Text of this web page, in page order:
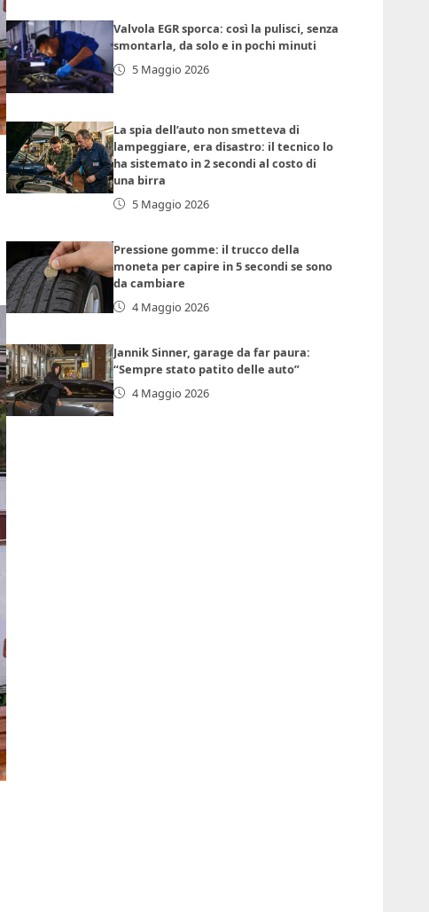
Valvola EGR sporca: così la pulisci, senza
smontarla, da solo e in pochi minuti
5 Maggio 2026
La spia dell’auto non smetteva di
lampeggiare, era disastro: il tecnico lo
ha sistemato in 2 secondi al costo di
una birra
5 Maggio 2026
Pressione gomme: il trucco della
moneta per capire in 5 secondi se sono
da cambiare
4 Maggio 2026
Jannik Sinner, garage da far paura:
“Sempre stato patito delle auto”
4 Maggio 2026